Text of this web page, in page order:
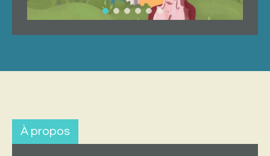
À propos